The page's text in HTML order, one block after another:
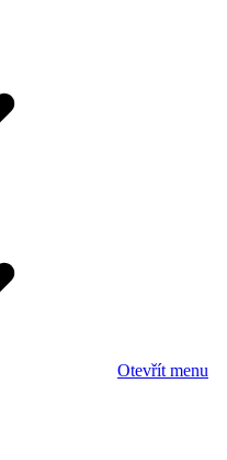
Otevřít menu